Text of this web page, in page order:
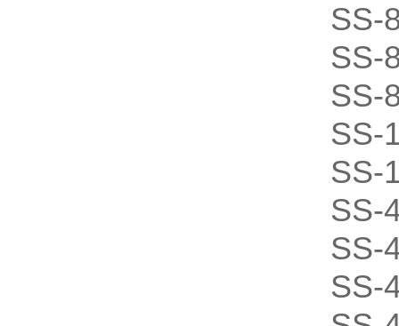
SS-
SS-
SS-
SS-
SS-
SS-
SS-
SS-